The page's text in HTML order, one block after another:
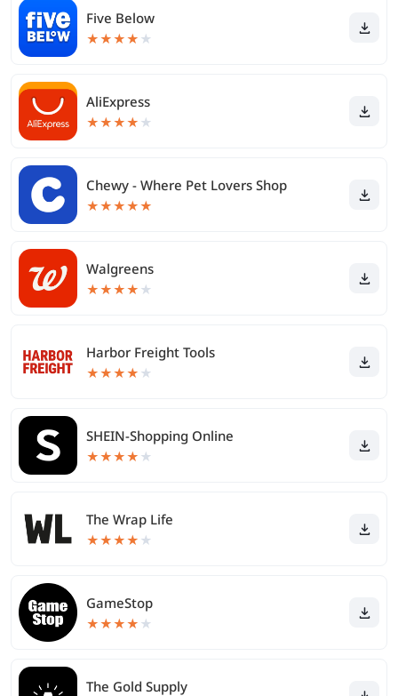
Five Below
★★★★ ★
AliExpress
★★★★ ★
Chewy - Where Pet Lovers Shop
★★★★★
Walgreens
★★★★ ★
Harbor Freight Tools
★★★★ ★
SHEIN-Shopping Online
★★★★ ★
The Wrap Life
★★★★ ★
GameStop
★★★★ ★
The Gold Supply